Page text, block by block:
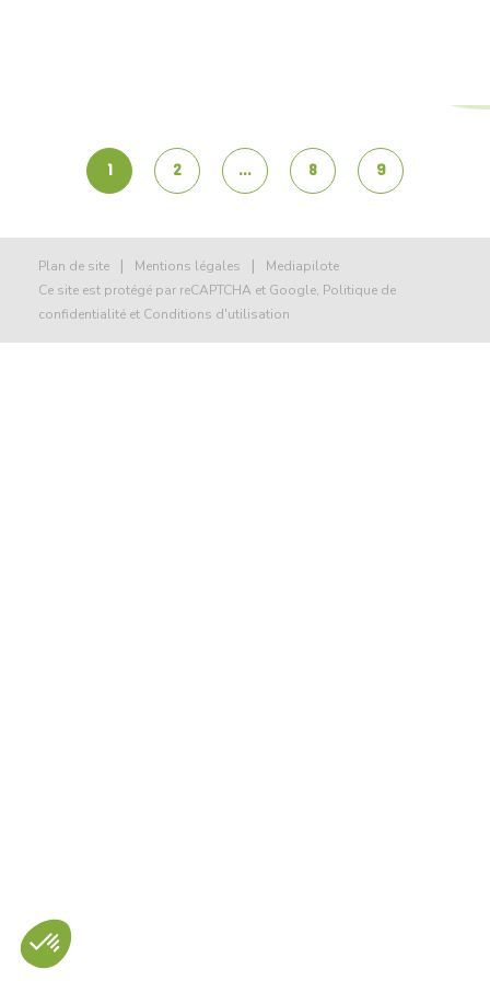
1 2 … 8 9
Plan de site | Mentions légales |
Mediapilote
Ce site est protégé par reCAPTCHA et Google, Politique de
confidentialité et Conditions d'utilisation